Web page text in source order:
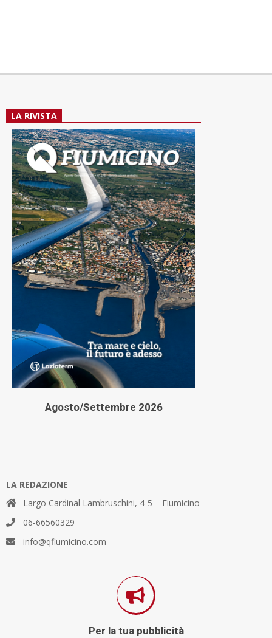
LA RIVISTA
Agosto/Settembre 2026
LA REDAZIONE
Largo Cardinal Lambruschini, 4-5 – Fiumicino
06-66560329
info@qfiumicino.com
Per la tua pubblicità